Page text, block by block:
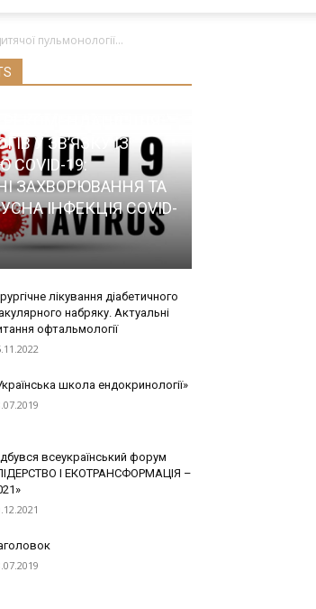
пульмонології...
У ЗВ’ЯЗКУ ІЗ
19:
ЗАХВОРЮВАННЯ ТА
ІНФЕКЦІЯ COVID-
лікування діабетичного
набряку. Актуальні
офтальмології
школа ендокринології»
всеукраїнський форум
І ЕКОТРАНСФОРМАЦІЯ –